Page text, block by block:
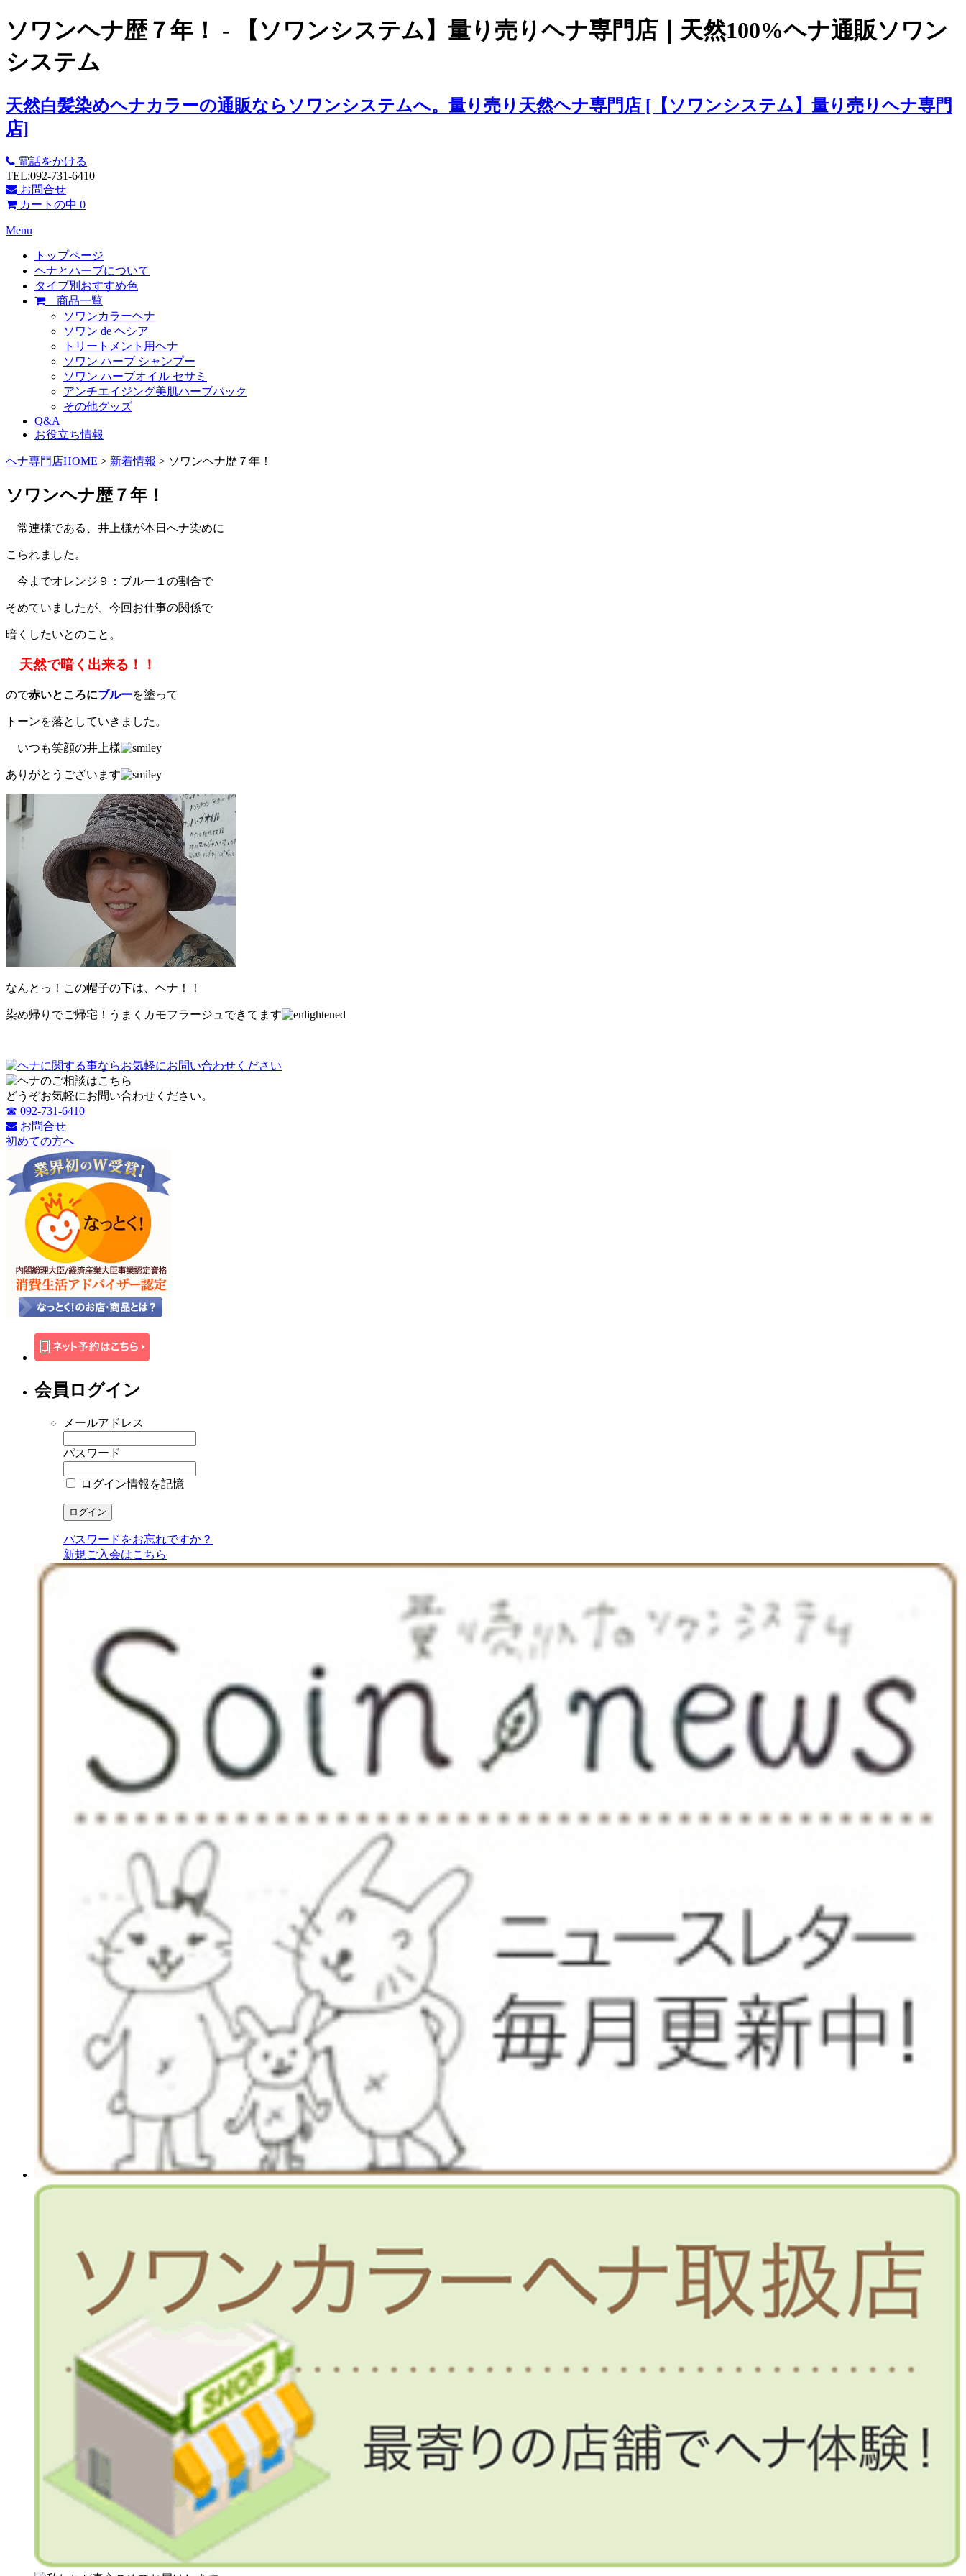
ソワンヘナ歴７年！ - 【ソワンシステム】量り売りヘナ専門店｜天然100%ヘナ通販ソワン
システム
天然白髪染めヘナカラーの通販ならソワンシステムへ。量り売り天然ヘナ専門店 [【ソワンシステム】量り売りヘナ専門
店]
電話をかける
TEL:092-731-6410
お問合せ
カートの中 0
Menu
トップページ
ヘナとハーブについて
タイプ別おすすめ色
商品一覧
ソワンカラーヘナ
ソワン de ヘシア
トリートメント用ヘナ
ソワン ハーブ シャンプー
ソワン ハーブオイル セサミ
アンチエイジング美肌ハーブパック
その他グッズ
Q&A
お役立ち情報
ヘナ専門店HOME > 新着情報 > ソワンヘナ歴７年！
ソワンヘナ歴７年！
常連様である、井上様が本日へナ染めに
こられました。
今までオレンジ９：ブルー１の割合で
そめていましたが、今回お仕事の関係で
暗くしたいとのこと。
天然で暗く出来る！！
ので赤いところにブルーを塗って
トーンを落としていきました。
いつも笑顔の井上様
ありがとうございます
なんとっ！この帽子の下は、ヘナ！！
染め帰りでご帰宅！うまくカモフラージュできてます
どうぞお気軽にお問い合わせください。
☎ 092-731-6410
お問合せ
初めての方へ
会員ログイン
メールアドレス
パスワード
ログイン情報を記憶
パスワードをお忘れですか？
新規ご入会はこちら